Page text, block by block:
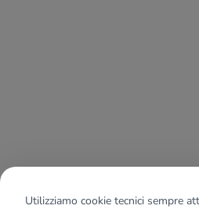
Utilizziamo cookie tecnici sempre